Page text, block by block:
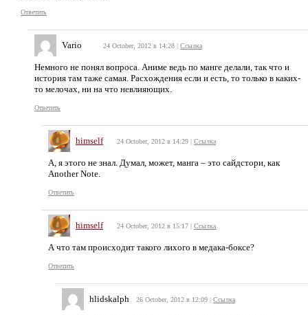
Ответить
Vario 24 October, 2012 в 14:28 | Ссылка
Немного не понял вопроса. Аниме ведь по манге делали, так что и
история там таже самая. Расхождения если и есть, то только в каких-
то мелочах, ни на что невлияющих.
Ответить
himself 24 October, 2012 в 14:29 | Ссылка
А, я этого не знал. Думал, может, манга – это сайдстори, как
Another Note.
Ответить
himself 24 October, 2012 в 15:17 | Ссылка
А что там происходит такого лихого в медака-боксе?
Ответить
hlidskalph 26 October, 2012 в 12:09 | Ссылка